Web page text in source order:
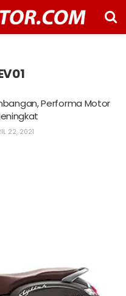
Performa Motor
22, 2021